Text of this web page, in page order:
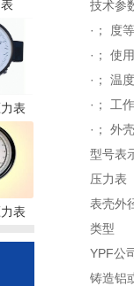
表
表
技术参
·； 度
·； 使
·； 温
·； 工
·； 外
型号表
压力表
表壳外
类型
YPF公
铸造铝